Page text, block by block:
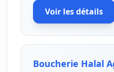
Voir les détails
Boucherie Halal